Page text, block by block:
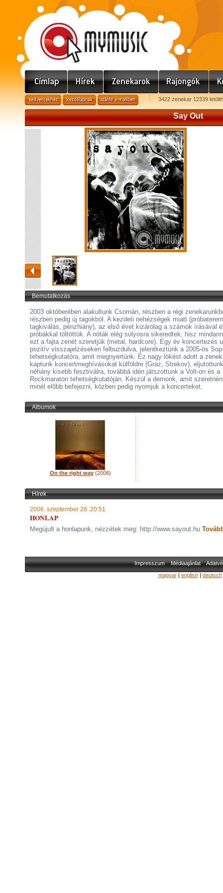
3422 zenekar 12339
Say Out
Bemutatkozás
2003 októberében alakultunk Csornán, részben a régi
részben pedig új tagokból. A kezdeti nehézségek miatt
tagkiválás, pénzhiány), az első évet kizárólag a számok írásával
próbákkal töltöttük. A nóták elég súlyosra sikeredtek, hisz
ezt a fajta zenét szeretjük (metal, hardcore). Egy év koncertezés
pozitív visszajelzéseken felbuzdulva, jelentkeztünk a 2005-ös
tehetségkutatóra, amit megnyertünk. Ez nagy lökést adott a
kaptunk koncertmeghívásokat külföldre (Graz, Strekov), eljutottunk
néhány kisebb fesztiválra, továbbá idén játszottunk a Volt-on és a
Rockmaraton tehetségkutatóján. Készül a demonk, amit
minél előbb befejezni, közben pedig nyomjuk a koncerteket.
Albumok
On the right way(2006)
Hírek
2006. szeptember 28. 20:51
HONLAP
Megújult a honlapunk, nézzétek meg: http://www.sayout.hu
Impresszum Médiaajánlat
magyar| english| deutsch